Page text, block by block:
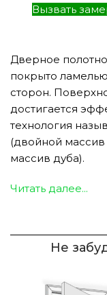
Вызвать
Дверное
покрыто
сторон.
достигается
технология
(двойной
массив дуба).
Читать далее...
Не